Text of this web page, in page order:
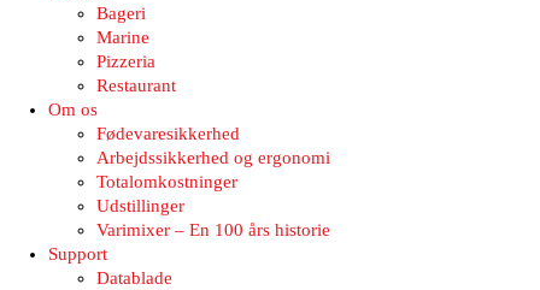
Bageri
Marine
Pizzeria
Restaurant
Om os
Fødevaresikkerhed
Arbejdssikkerhed og ergonomi
Totalomkostninger
Udstillinger
Varimixer – En 100 års historie
Support
Datablade